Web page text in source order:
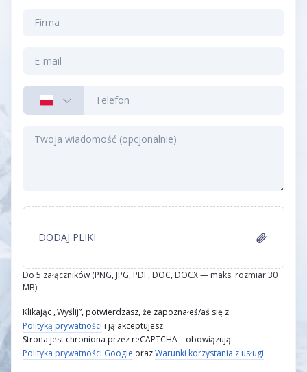
DODAJ PLIKI
Do 5 załączników (PNG, JPG, PDF, DOC, DOCX — maks. rozmiar 30
MB)
Klikając „Wyślij”, potwierdzasz, że zapoznałeś/aś się z
Polityką prywatności i ją akceptujesz.
Strona jest chroniona przez reCAPTCHA – obowiązują
Polityka prywatności Google orazWarunki korzystania z usługi.